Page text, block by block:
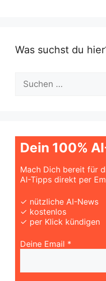
Was suchst du
Suchen
Dein 100%
Mach Dich bereit für
AI-Tipps direkt per
✓ nützliche AI-News
✓ kostenlos
✓ per Klick kündigen
Deine Email *